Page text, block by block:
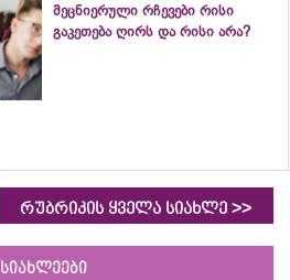
მეცნიერული რჩევები რისი
გაკეთება ღირს და რისი არა?
რუბრიკის ყველა სიახლე >>
სიახლეები